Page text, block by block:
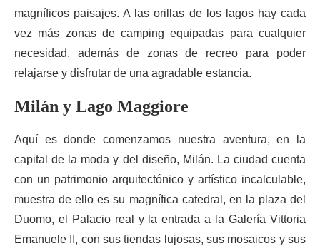
magníficos paisajes. A las orillas de los lagos hay cada
vez más zonas de camping equipadas para cualquier
necesidad, además de zonas de recreo para poder
relajarse y disfrutar de una agradable estancia.
Milán y Lago Maggiore
Aquí es donde comenzamos nuestra aventura, en la
capital de la moda y del diseño, Milán. La ciudad cuenta
con un patrimonio arquitectónico y artístico incalculable,
muestra de ello es su magnífica catedral, en la plaza del
Duomo, el Palacio real y la entrada a la Galería Vittoria
Emanuele II, con sus tiendas lujosas, sus mosaicos y sus